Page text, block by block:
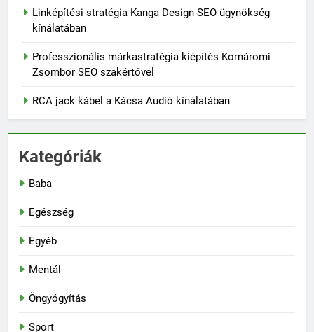
Linképítési stratégia Kanga Design SEO ügynökség
kínálatában
Professzionális márkastratégia kiépítés Komáromi
Zsombor SEO szakértővel
RCA jack kábel a Kácsa Audió kínálatában
Kategóriák
Baba
Egészség
Egyéb
Mentál
Öngyógyítás
Sport